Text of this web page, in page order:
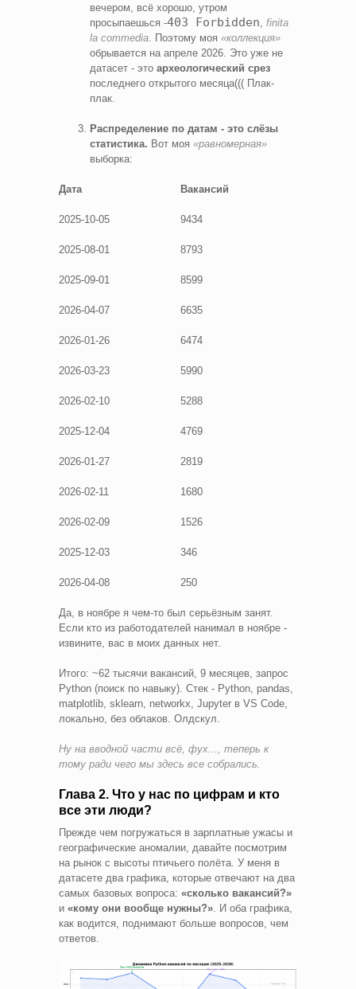
вечером, всё хорошо, утром
просыпаешься -403 Forbidden finita
la commedia . Поэтому моя «коллекция»
обрывается на апреле 2026. Это уже не
датасет - это археологический срез
последнего открытого месяца((( Плак-
плак.
Распределение по датам - это слёзы
статистика. Вот моя «равномерная»
выборка:
Дата Вакансий
2025-10-05 9434
2025-08-01 8793
2025-09-01 8599
2026-04-07 6635
2026-01-26 6474
2026-03-23 5990
2026-02-10 5288
2025-12-04 4769
2026-01-27 2819
2026-02-11 1680
2026-02-09 1526
2025-12-03 346
2026-04-08 250
Да, в ноябре я чем-то был серьёзным занят.
Если кто из работодателей нанимал в ноябре -
извините, вас в моих данных нет.
Итого: ~62 тысячи вакансий, 9 месяцев, запрос
Python (поиск по навыку). Стек - Python, pandas,
matplotlib, sklearn, networkx, Jupyter в VS Code,
локально, без облаков. Олдскул.
Ну на вводной части всё, фух..., теперь к
тому ради чего мы здесь все собрались.
Глава 2. Что у нас по цифрам и кто
все эти люди?
Прежде чем погружаться в зарплатные ужасы и
географические аномалии, давайте посмотрим
на рынок с высоты птичьего полёта. У меня в
датасете два графика, которые отвечают на два
самых базовых вопроса: «сколько вакансий?»
и «кому они вообще нужны?». И оба графика,
как водится, поднимают больше вопросов, чем
ответов.